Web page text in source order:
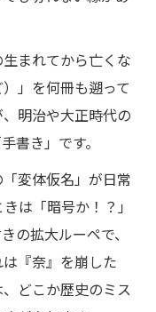
まれてから亡くな
」を何冊も遡って
明治や大正時代の
書き」です。
変体仮名」が日常
は「暗号か！？」
の拡大ルーペで、
『奈』を崩した
どこか歴史のミス